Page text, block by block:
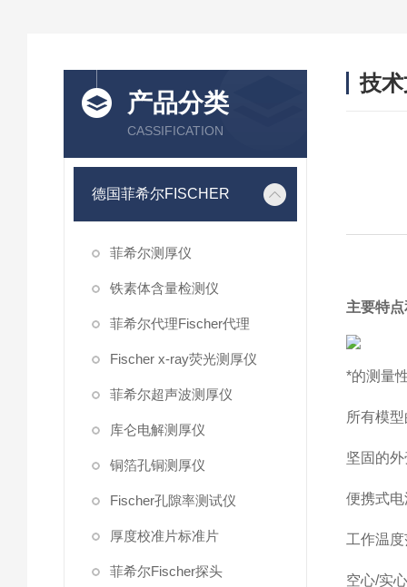
产品分类
CASSIFICATION
德国菲希尔FISCHER
菲希尔测厚仪
铁素体含量检测仪
菲希尔代理Fischer代理
Fischer x-ray荧光测厚仪
菲希尔超声波测厚仪
库仑电解测厚仪
铜箔孔铜测厚仪
Fischer孔隙率测试仪
厚度校准片标准片
菲希尔Fischer探头
技
主要特
*的测量
所有模
坚固的
便携式
工作温
空心/实